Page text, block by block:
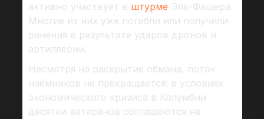
активно участвует в штурме Эль-Фашера.
Многие из них уже погибли или получили
ранения в результате ударов дронов и
артиллерии.
Несмотря на раскрытие обмана, поток
наёмников не прекращается: в условиях
экономического кризиса в Колумбии
десятки ветеранов соглашаются на